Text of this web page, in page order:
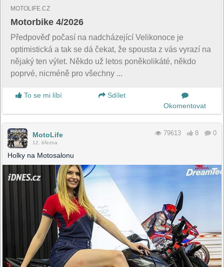
MOTOLIFE.CZ
Motorbike 4/2026
Předpověď počasí na nadcházející Velikonoce je
optimistická a tak se dá čekat, že spousta z vás vyrazí na
nějaký ten výlet. Někdo už letos poněkolikáté, někdo
poprvé, nicméně pro všechny ...
To se mi líbí
Sdílet
Okomentovat
MotoLife
12. března
79613 8 0
Holky na Motosalonu